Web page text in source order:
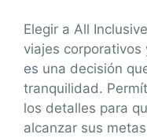
Elegir a All
viajes corporativos
es una decisión
tranquilidad.
los detalles para
alcanzar sus